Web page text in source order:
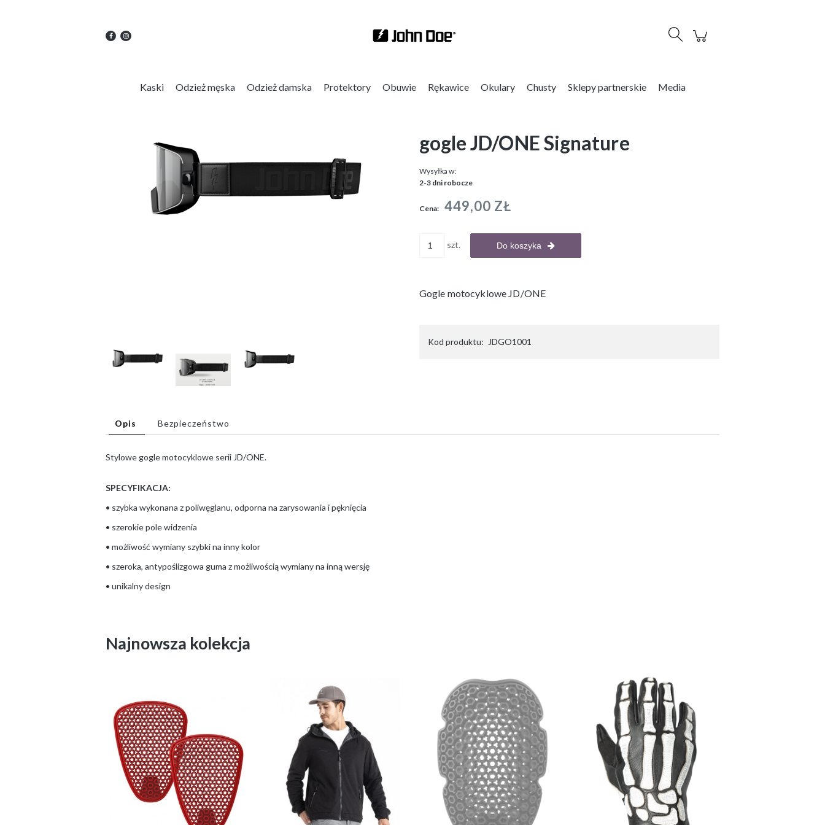
Kaski Odzież męska Odzież damska Protektory Obuwie Rękawice Okulary Chusty Sklepy partnerskie Media
gogle JD/ONE Signature
Wysyłka w:
2-3 dni robocze
Cena: 449,00 ZŁ
szt. Do koszyka
Gogle motocyklowe JD/ONE
Kod produktu: JDGO1001
Opis Bezpieczeństwo
Stylowe gogle motocyklowe serii JD/ONE.
SPECYFIKACJA:
• szybka wykonana z poliwęglanu, odporna na zarysowania i pęknięcia
• szerokie pole widzenia
• możliwość wymiany szybki na inny kolor
• szeroka, antypoślizgowa guma z możliwością wymiany na inną wersję
• unikalny design
Najnowsza kolekcja